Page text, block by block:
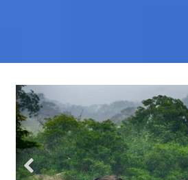
Fotos del viaje
Galería